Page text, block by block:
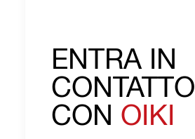
ENTRA IN
CONTATTO
CON OIKI